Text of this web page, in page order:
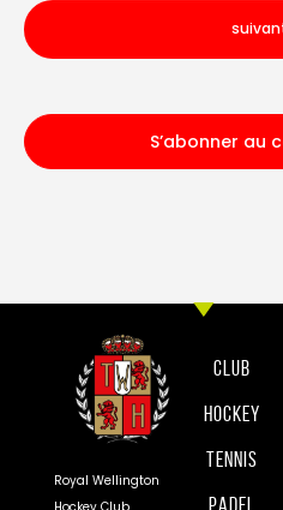
S’abonner au
Royal Wellington
Club
Hockey
Tennis
Padel